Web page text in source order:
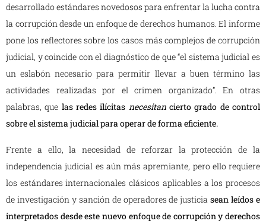
desarrollado estándares novedosos para enfrentar la lucha contra
la corrupción desde un enfoque de derechos humanos. El informe
pone los reflectores sobre los casos más complejos de corrupción
judicial, y coincide con el diagnóstico de que “el sistema judicial es
un eslabón necesario para permitir llevar a buen término las
actividades realizadas por el crimen organizado”. En otras
palabras, que las redes ilícitas necesitancierto grado de control
sobre el sistema judicial para operar de forma eficiente.
Frente a ello, la necesidad de reforzar la protección de la
independencia judicial es aún más apremiante, pero ello requiere
los estándares internacionales clásicos aplicables a los procesos
de investigación y sanción de operadores de justiciasean leídos e
interpretados desde este nuevo enfoque de corrupción y derechos